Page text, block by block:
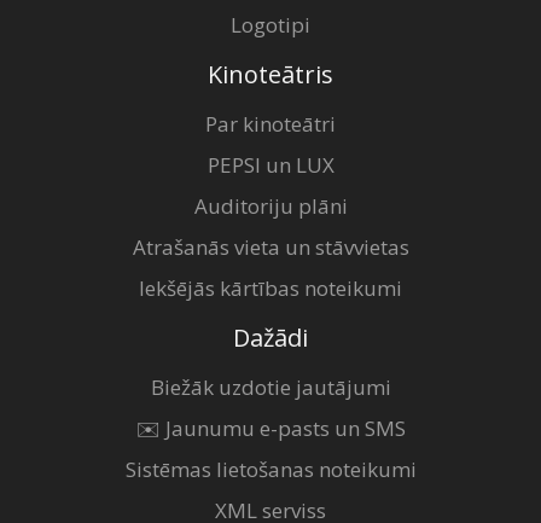
Logotipi
Kinoteātris
Par kinoteātri
PEPSI un LUX
Auditoriju plāni
Atrašanās vieta un stāvvietas
Iekšējās kārtības noteikumi
Dažādi
Biežāk uzdotie jautājumi
✉️ Jaunumu e-pasts un SMS
Sistēmas lietošanas noteikumi
XML serviss